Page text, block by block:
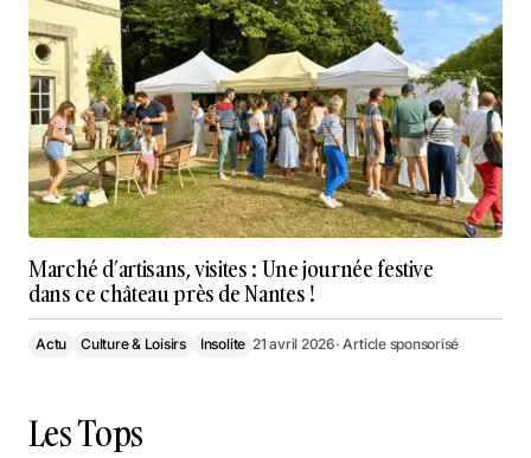
Marché d’artisans, visites : Une journée festive
dans ce château près de Nantes !
Actu Culture & Loisirs Insolite 21 avril 2026· Article sponsorisé
Les Tops